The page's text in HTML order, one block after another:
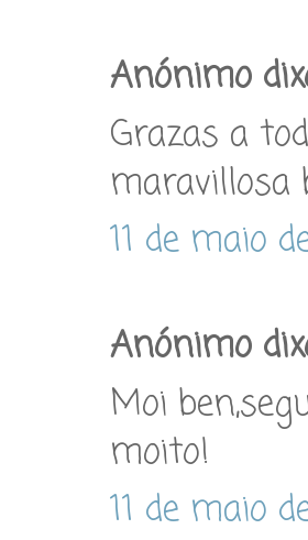
Anónimo
Grazas a
maravillosa
11 de maio
Anónimo
Moi
moito!
11 de maio